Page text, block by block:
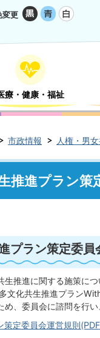
変更
療・健康・福祉
市政情報 人権・男
推進プラン策
プラン策定委員
生推進に関する施策に
文化共生推進プラン
、委員会に諮問を行い
策定委員会運営規則